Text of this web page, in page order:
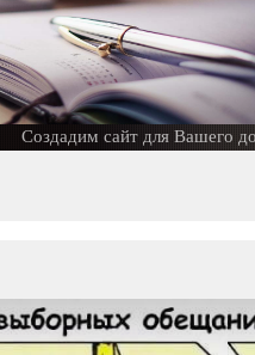
сайт для Вашего дома -